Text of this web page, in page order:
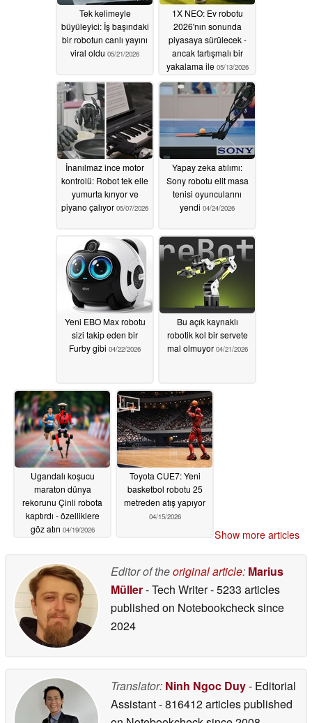
Tek kelimeyle
büyüleyici: İş başındaki
bir robotun canlı yayını
viral oldu 05/21/2026
1X NEO: Ev robotu
2026'nın sonunda
piyasaya sürülecek -
ancak tartışmalı bir
yakalama ile 05/13/2026
İnanılmaz ince motor
kontrolü: Robot tek elle
yumurta kırıyor ve
piyano çalıyor 05/07/2026
Yapay zeka atılımı:
Sony robotu elit masa
tenisi oyuncularını
yendi 04/24/2026
Yeni EBO Max robotu
sizi takip eden bir
Furby gibi 04/22/2026
Bu açık kaynaklı
robotik kol bir servete
mal olmuyor 04/21/2026
Ugandalı koşucu
maraton dünya
rekorunu Çinli robota
kaptırdı - özelliklere
göz atın 04/19/2026
Toyota CUE7: Yeni
basketbol robotu 25
metreden atış yapıyor
04/15/2026
Show more articles
Editor of theoriginal article: Marius
Müller- Tech Writer- 5233 articles
published on Notebookchecksince
2024
Translator: Ninh Ngoc Duy- Editorial
Assistant- 816412 articles published